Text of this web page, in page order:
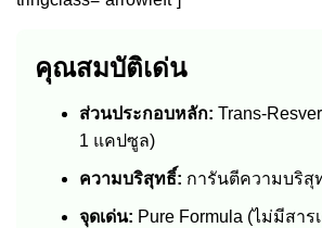
คุณสมบัติเด่น
ส่วนประกอบหลัก: Trans-
1 แคปซูล)
ความบริสุทธิ์: การันตีความบริสุ
จุดเด่น: Pure Formula (ไม่มีสาร